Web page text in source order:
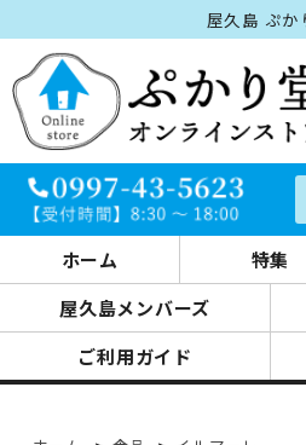
屋久島 ぷか
ホーム 特集
屋久島メンバーズ
ご利用ガイド